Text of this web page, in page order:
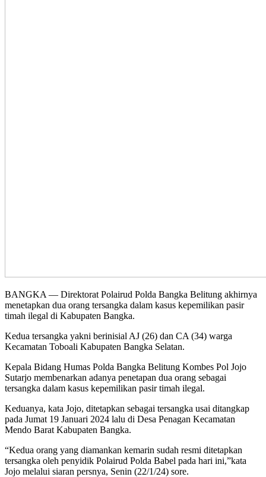
BANGKA — Direktorat Polairud Polda Bangka Belitung akhirnya
menetapkan dua orang tersangka dalam kasus kepemilikan pasir
timah ilegal di Kabupaten Bangka.
Kedua tersangka yakni berinisial AJ (26) dan CA (34) warga
Kecamatan Toboali Kabupaten Bangka Selatan.
Kepala Bidang Humas Polda Bangka Belitung Kombes Pol Jojo
Sutarjo membenarkan adanya penetapan dua orang sebagai
tersangka dalam kasus kepemilikan pasir timah ilegal.
Keduanya, kata Jojo, ditetapkan sebagai tersangka usai ditangkap
pada Jumat 19 Januari 2024 lalu di Desa Penagan Kecamatan
Mendo Barat Kabupaten Bangka.
“Kedua orang yang diamankan kemarin sudah resmi ditetapkan
tersangka oleh penyidik Polairud Polda Babel pada hari ini,”kata
Jojo melalui siaran persnya, Senin (22/1/24) sore.